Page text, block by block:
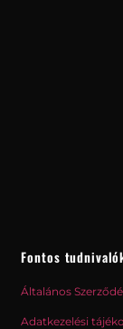
Fontos
Általános
Adatkezelési